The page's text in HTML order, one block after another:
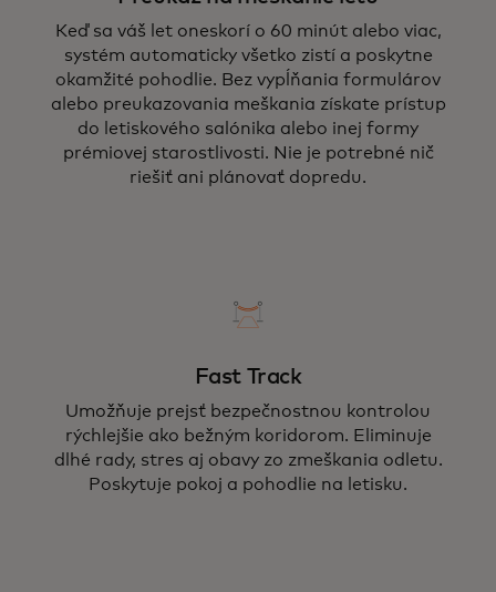
Keď sa váš let oneskorí o 60 minút alebo viac,
systém automaticky všetko zistí a poskytne
okamžité pohodlie. Bez vypĺňania formulárov
alebo preukazovania meškania získate prístup
do letiskového salónika alebo inej formy
prémiovej starostlivosti. Nie je potrebné nič
riešiť ani plánovať dopredu.
Fast Track
Umožňuje prejsť bezpečnostnou kontrolou
rýchlejšie ako bežným koridorom. Eliminuje
dlhé rady, stres aj obavy zo zmeškania odletu.
Poskytuje pokoj a pohodlie na letisku.